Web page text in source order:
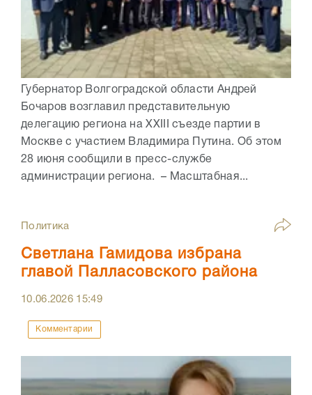
Губернатор Волгоградской области Андрей
Бочаров возглавил представительную
делегацию региона на XXIII съезде партии в
Москве с участием Владимира Путина. Об этом
28 июня сообщили в пресс-службе
администрации региона. – Масштабная...
Политика
Светлана Гамидова избрана
главой Палласовского района
10.06.2026 15:49
Комментарии